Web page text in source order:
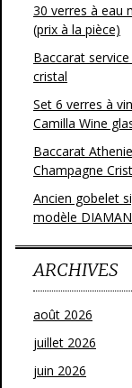
30 verres à eau
(prix à la pièce)
Baccarat
cristal
Set 6 verres à
Camilla Wine
Baccarat
Champagne
Ancien gobelet
modèle
ARCHIVES
août 2026
juillet 2026
juin 2026